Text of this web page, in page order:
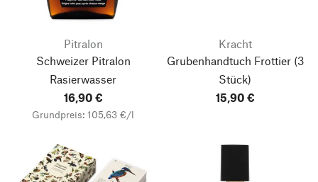
Pitralon
Schweizer Pitralon
Rasierwasser
16,90 €
Grundpreis: 105,63 €/l
Kracht
Grubenhandtuch Frottier(3
Stück)
15,90 €